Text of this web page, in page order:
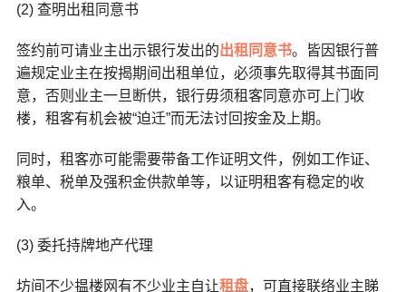
(2) 查明出租同意书
签约前可请业主出示银行发出的出租同意书。皆因银行普
遍规定业主在按揭期间出租单位，必须事先取得其书面同
意，否则业主一旦断供，银行毋须租客同意亦可上门收
楼，租客有机会被“迫迁”而无法讨回按金及上期。
同时，租客亦可能需要带备工作证明文件，例如工作证、
粮单、税单及强积金供款单等，以证明租客有稳定的收
入。
(3) 委托持牌地产代理
坊间不少揾楼网有不少业主自让租盘，可直接联络业主睇